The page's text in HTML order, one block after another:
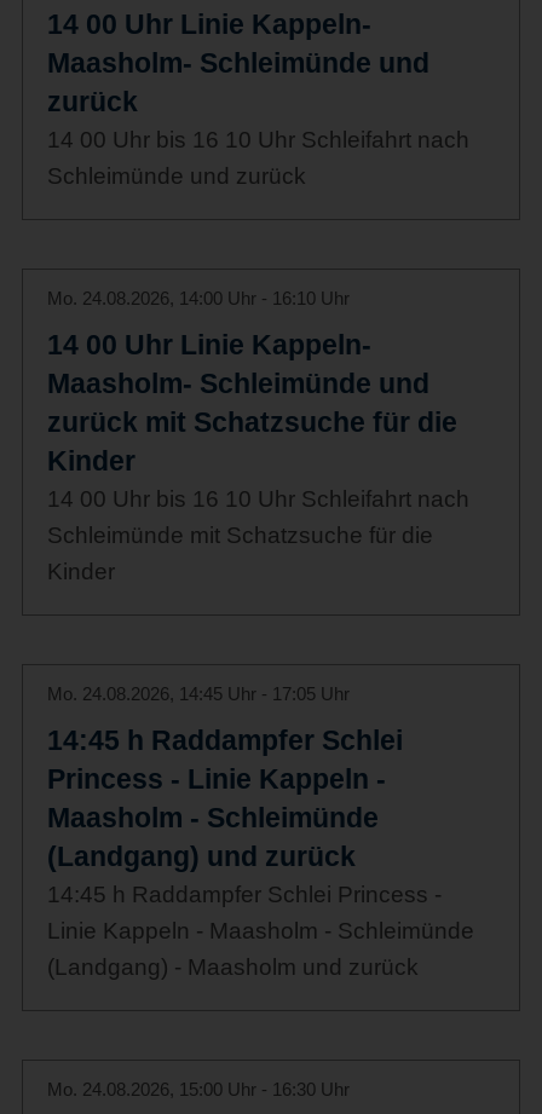
14 00 Uhr Linie Kappeln-
Maasholm- Schleimünde und
zurück
14 00 Uhr bis 16 10 Uhr Schleifahrt nach
Schleimünde und zurück
Mo. 24.08.2026, 14:00 Uhr - 16:10 Uhr
14 00 Uhr Linie Kappeln-
Maasholm- Schleimünde und
zurück mit Schatzsuche für die
Kinder
14 00 Uhr bis 16 10 Uhr Schleifahrt nach
Schleimünde mit Schatzsuche für die
Kinder
Mo. 24.08.2026, 14:45 Uhr - 17:05 Uhr
14:45 h Raddampfer Schlei
Princess - Linie Kappeln -
Maasholm - Schleimünde
(Landgang) und zurück
14:45 h Raddampfer Schlei Princess -
Linie Kappeln - Maasholm - Schleimünde
(Landgang) - Maasholm und zurück
Mo. 24.08.2026, 15:00 Uhr - 16:30 Uhr